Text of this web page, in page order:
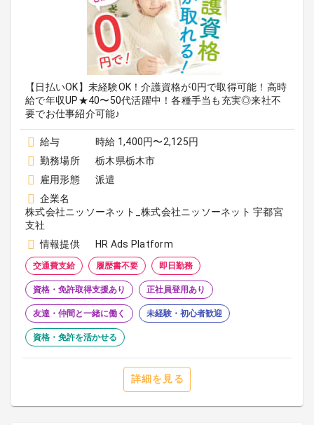
【日払いOK】未経験OK！介護資格が0円で取得可能！高時
給で年収UP★40〜50代活躍中！各種手当も充実◎来社不
要でお仕事紹介可能♪
給与
時給 1,400円〜2,125円
勤務場所
栃木県栃木市
雇用形態
派遣
企業名
株式会社ニッソーネット_株式会社ニッソーネット 宇都宮
支社
情報提供
HR Ads Platform
交通費支給 履歴書不要 即日勤務
資格・免許取得支援あり 正社員登用あり
友達・仲間と一緒に働く 未経験・初心者歓迎
資格・免許を活かせる
詳細を見る